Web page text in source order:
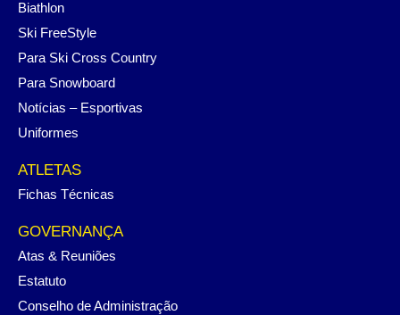
Biathlon
Ski FreeStyle
Para Ski Cross Country
Para Snowboard
Notícias – Esportivas
Uniformes
ATLETAS
Fichas Técnicas
GOVERNANÇA
Atas & Reuniões
Estatuto
Conselho de Administração